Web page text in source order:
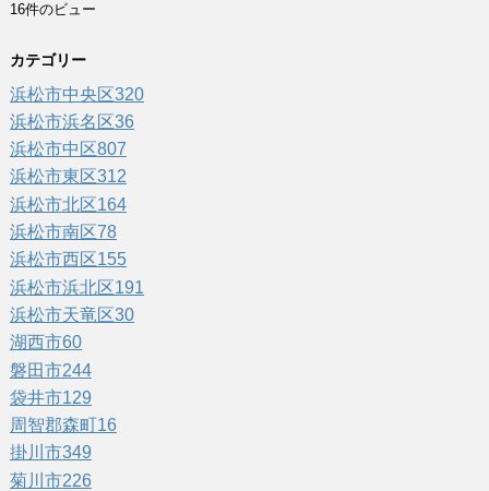
16件のビュー
カテゴリー
浜松市中央区320
浜松市浜名区36
浜松市中区807
浜松市東区312
浜松市北区164
浜松市南区78
浜松市西区155
浜松市浜北区191
浜松市天竜区30
湖西市60
磐田市244
袋井市129
周智郡森町16
掛川市349
菊川市226